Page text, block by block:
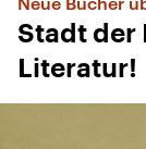
Stadt der
Literatur!